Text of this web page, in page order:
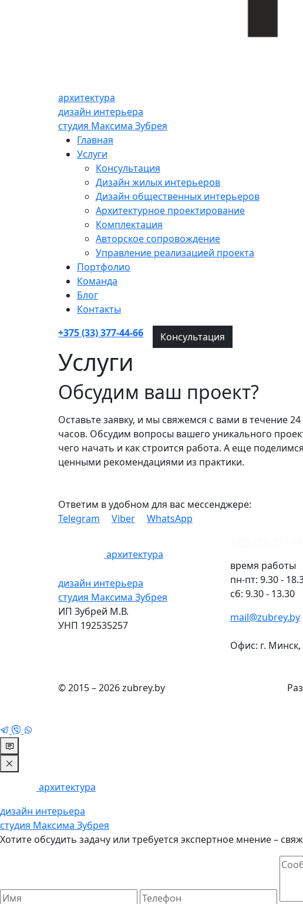
архитектура
дизайн интерьера
студия Максима Зубрея
Главная
Услуги
Консультация
Дизайн жилых интерьеров
Дизайн общественных интерьеров
Архитектурное проектирование
Комплектация
Авторское сопровождение
Управление реализацией проекта
Портфолио
Команда
Блог
Контакты
+375 (33) 377-44-66
Консультация
Услуги
Обсудим ваш проект?
Оставьте заявку, и мы свяжемся с вами в течение 24
часов. Обсудим вопросы вашего уникального
чего начать и как строится работа. А еще поделимся
ценными рекомендациями из практики.
Ответим в удобном для вас мессенджере:
Telegram
Viber WhatsApp
архитектура
дизайн интерьера
студия Максима Зубрея
ИП Зубрей М.В.
УНП 192535257
время работы
пн-пт: 9.30 -
сб: 9.30 - 13.30
mail@zubrey.by
Офис: г. Минск,
© 2015 – 2026 zubrey.by
архитектура
дизайн интерьера
студия Максима Зубрея
Хотите обсудить задачу или требуется экспертное мнение –